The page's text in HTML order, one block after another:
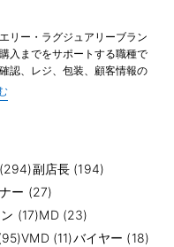
リー・ラグジュアリーブラン
入までをサポートする職種で
認、レジ、包装、顧客情報の
知のサポートまで、店舗運営
ブランドの世界観を理解した
人に相談したい」と思っても
客経験、百貨店・商業施設で
の理解があると選択肢は広が
副店長 (194)
ー (27)
(17)MD (23)
VMD (11)バイヤー (18)